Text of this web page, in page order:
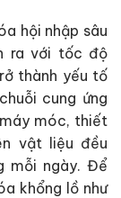
hội nhập sâu
ra với tốc độ
thành yếu tố
cung ứng
móc, thiết
vật liệu đều
mỗi ngày. Để
khổng lồ như